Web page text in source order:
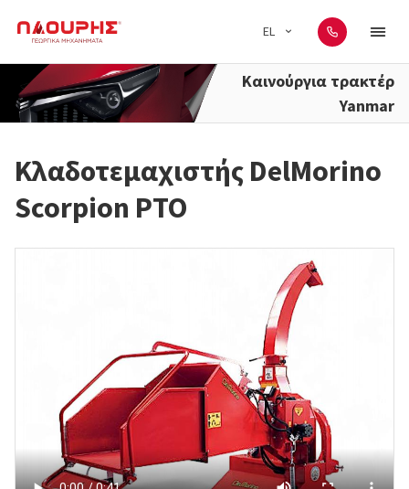
EL
Καινούργια τρακτέρ
Yanmar
Κλαδοτεμαχιστής DelMorino
Scorpion PTO